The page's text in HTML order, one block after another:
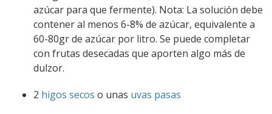
azúcar para que fermente). Nota: La solución debe
contener al menos 6-8% de azúcar, equivalente a
60-80gr de azúcar por litro. Se puede completar
con frutas desecadas que aporten algo más de
dulzor.
2 higos secos o unas uvas pasas